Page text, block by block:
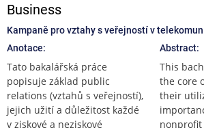
Business
Kampaně pro vztahy s veřejností v
Anotace:
Tato bakalářská práce
popisuje základ public
relations (vztahů s veřejností),
jejich užití a důležitost každé
v ziskové a neziskové
Abstract:
This
the core
their